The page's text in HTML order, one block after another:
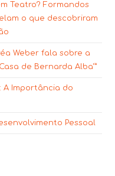
Teatro? Formandos
o que descobriram
Weber fala sobre a
de Bernarda Alba'”
A Importância do
Pessoal